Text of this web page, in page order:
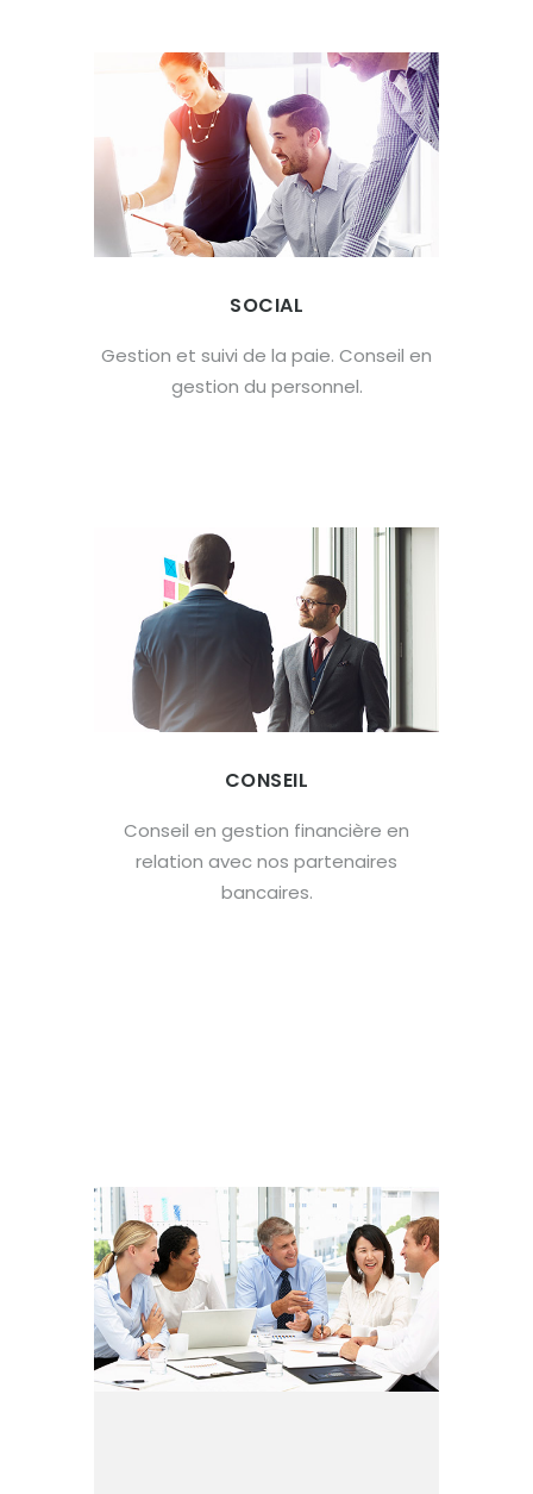
SOCIAL
Gestion et suivi de la paie. Conseil en
gestion du personnel.
CONSEIL
Conseil en gestion financière en
relation avec nos partenaires
bancaires.